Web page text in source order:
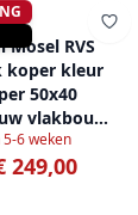
Mosel RVS
koper kleur
50x40
vlakbouw
080976
6 weken
249,00